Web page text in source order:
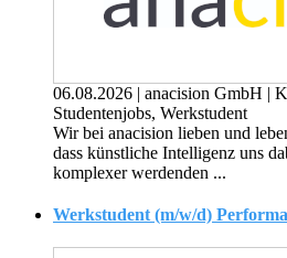
06.08.2026 | anacision GmbH |
Studentenjobs, Werkstudent
Wir bei anacision lieben und
dass künstliche Intelligenz uns
komplexer werdenden ...
Werkstudent (m/w/d)